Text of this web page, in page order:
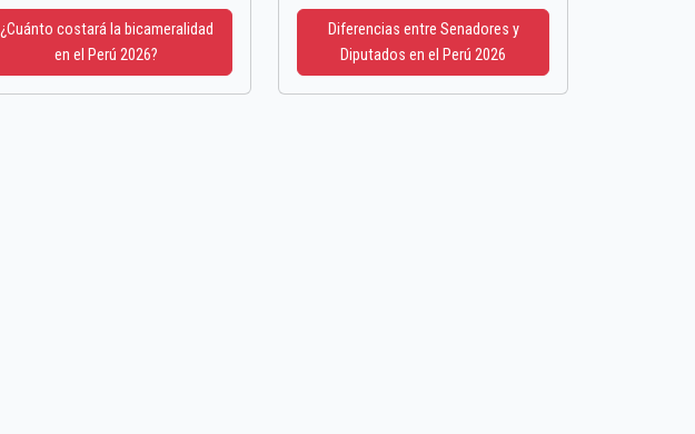
¿Cuánto costará la bicameralidad
en el Perú 2026?
Diferencias entre Senadores y
Diputados en el Perú 2026